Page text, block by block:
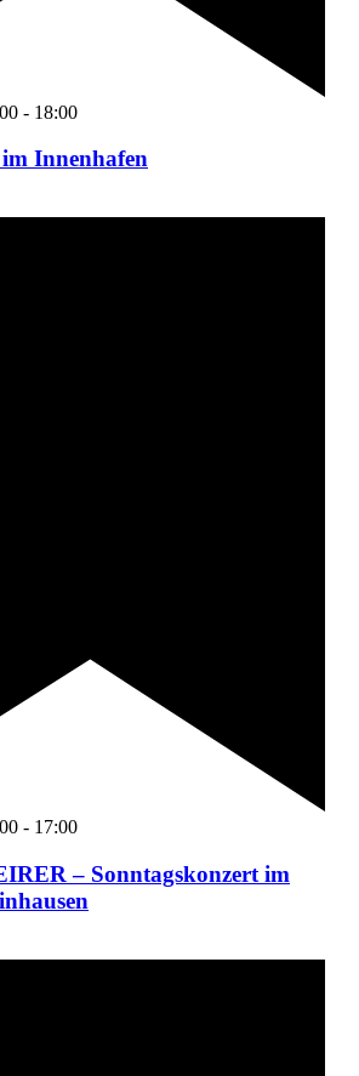
- 18:00
Innenhafen
- 17:00
– Sonntagskonzert im